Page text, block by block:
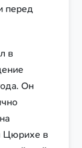
перед
в
Он
Цюрихе в